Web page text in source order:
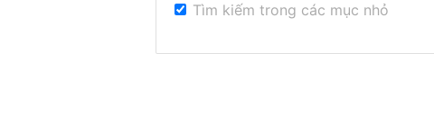
Tìm kiếm trong các mục nhỏ